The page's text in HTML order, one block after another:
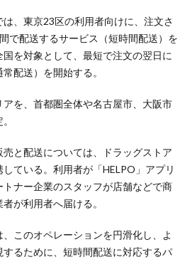
、東京23区の利用者向けに、注文さ
で配送するサービス（短時間配送）を
を対象として、最短で注文の翌日に
配送）を開始する。
を、首都圏全体や名古屋市、大阪市
売と配送については、ドラッグストア
ている。利用者が「HELPO」アプリ
ナー企業のスタッフが店舗などで商
が利用者へ届ける。
このオペレーションを円滑化し、よ
るために、短時間配送に対応するパ